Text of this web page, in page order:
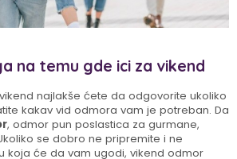
na temu gde ici za vikend
najlakše ćete da odgovorite ukoliko
kakav vid odmora vam je potreban. Da
, odmor pun poslastica za gurmane,
se dobro ne pripremite i ne
koja će da vam ugodi, vikend odmor